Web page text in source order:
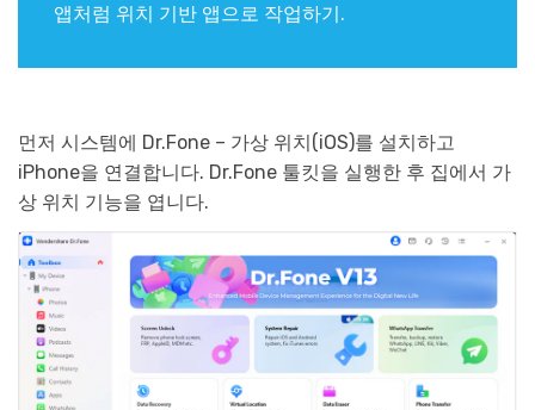
앱처럼 위치 기반 앱으로 작업하기.
먼저 시스템에 Dr.Fone – 가상 위치(iOS)를 설치하고
iPhone을 연결합니다. Dr.Fone 툴킷을 실행한 후 집에서 가
상 위치 기능을 엽니다.